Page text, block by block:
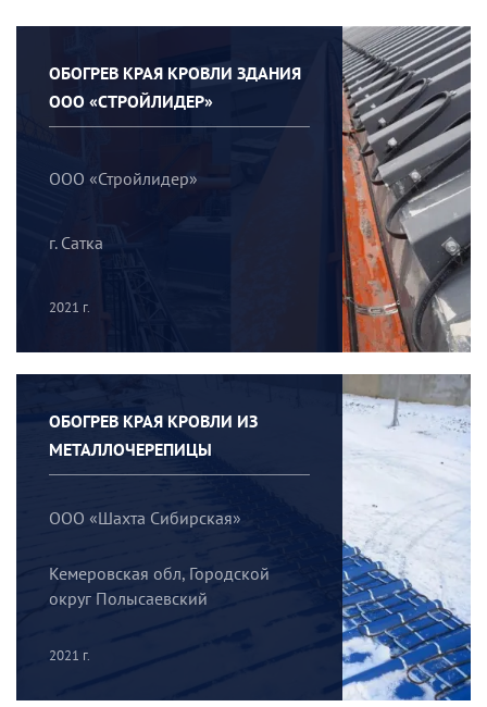
ОБОГРЕВ КРАЯ КРОВЛИ ЗДАНИЯ
ООО «СТРОЙЛИДЕР»
ООО «Стройлидер»
г. Сатка
2021 г.
ОБОГРЕВ КРАЯ КРОВЛИ ИЗ
МЕТАЛЛОЧЕРЕПИЦЫ
ООО «Шахта Сибирская»
Кемеровская обл, Городской
округ Полысаевский
2021 г.